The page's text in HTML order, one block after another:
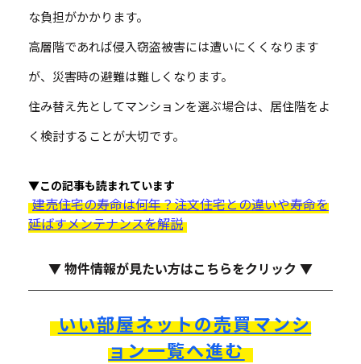
な負担がかかります。
高層階であれば侵入窃盗被害には遭いにくくなります
が、災害時の避難は難しくなります。
住み替え先としてマンションを選ぶ場合は、居住階をよ
く検討することが大切です。
▼この記事も読まれています
建売住宅の寿命は何年？注文住宅との違いや寿命を
延ばすメンテナンスを解説
▼ 物件情報が見たい方はこちらをクリック ▼
いい部屋ネットの売買マンシ
ョン一覧へ進む